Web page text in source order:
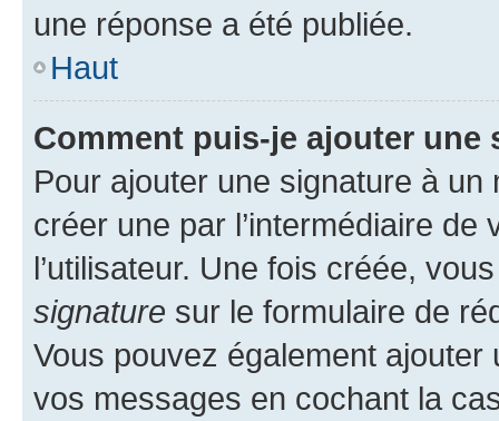
une réponse a été publiée.
Haut
Comment puis-je ajouter une
Pour ajouter une signature à un
créer une par l’intermédiaire
l’utilisateur. Une fois créée,
signature sur le formulaire de
Vous pouvez également
vos messages en cochant la